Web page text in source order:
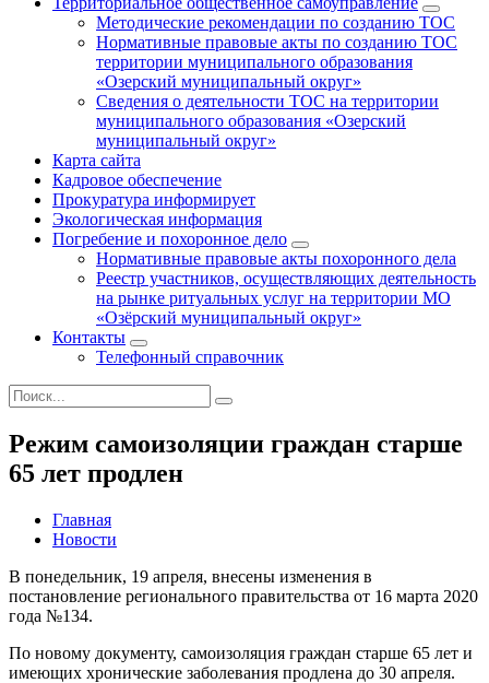
Методические рекомендации по созданию ТОС
Нормативные правовые акты по созданию ТОС
территории муниципального образования
«Озерский муниципальный округ»
Сведения о деятельности ТОС на территории
муниципального образования «Озерский
муниципальный округ»
Карта сайта
Кадровое обеспечение
Прокуратура информирует
Экологическая информация
Погребение и похоронное дело
Нормативные правовые акты похоронного дела
Реестр участников, осуществляющих деятельность
на рынке ритуальных услуг на территории МО
«Озёрский муниципальный округ»
Контакты
Телефонный справочник
Режим самоизоляции граждан старше
65 лет продлен
Главная
Новости
В понедельник, 19 апреля, внесены изменения в
постановление регионального правительства от 16 марта 2020
года №134.
По новому документу, самоизоляция граждан старше 65 лет и
имеющих хронические заболевания продлена до 30 апреля.